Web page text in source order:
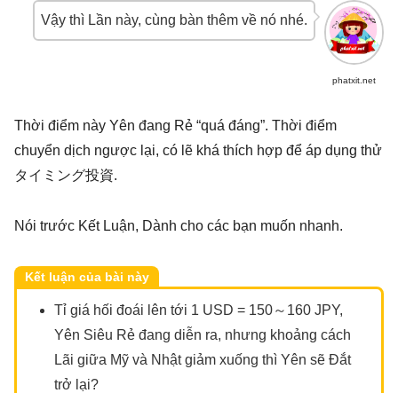
phatxit.net
Vậy thì Lần này, cùng bàn thêm về nó nhé.
Thời điểm này Yên đang Rẻ “quá đáng”. Thời điểm
chuyển dịch ngược lại, có lẽ khá thích hợp để áp dụng thử
タイミング投資.
Nói trước Kết Luận, Dành cho các bạn muốn nhanh.
Kết luận của bài này
Tỉ giá hối đoái lên tới 1 USD = 150～160 JPY,
Yên Siêu Rẻ đang diễn ra, nhưng khoảng cách
Lãi giữa Mỹ và Nhật giảm xuống thì Yên sẽ Đắt
trở lại?